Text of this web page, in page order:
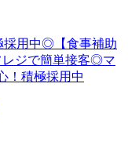
採用中◎【食事補助
レジで簡単接客◎マ
！積極採用中